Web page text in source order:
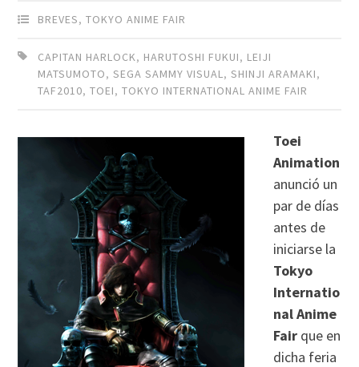
BREVES,TOKYO ANIME FAIR
CAPITAN HARLOCK, HARUTOSHI FUKUI, LEIJI
MATSUMOTO,SEGA SAMMY VISUAL,SHINJI ARAMAKI,
TAF2010,TOEI,TOKYO INTERNATIONAL ANIME FAIR
Toei
Animation
anunció un
par de días
antes de
iniciarse la
Tokyo
Internatio
nal Anime
Fair que en
dicha feria